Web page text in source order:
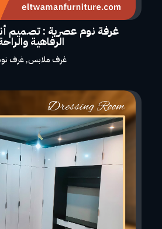
غرفة نوم عصرية : تصميم
الرفاهية
غرف ملابس,غرف